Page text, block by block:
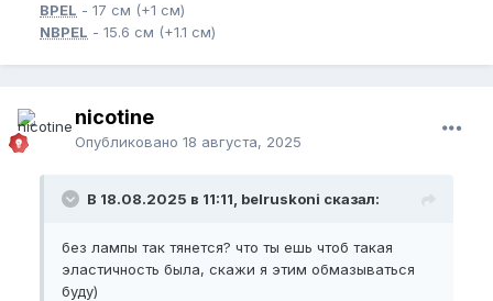
BPEL - 17 см (+1 см)
NBPEL - 15.6 см (+1.1 см)
nicotine
Опубликовано 18 августа, 2025
В 18.08.2025 в 11:11, belruskoni сказал:
без лампы так тянется? что ты ешь чтоб такая
эластичность была, скажи я этим обмазываться
буду)